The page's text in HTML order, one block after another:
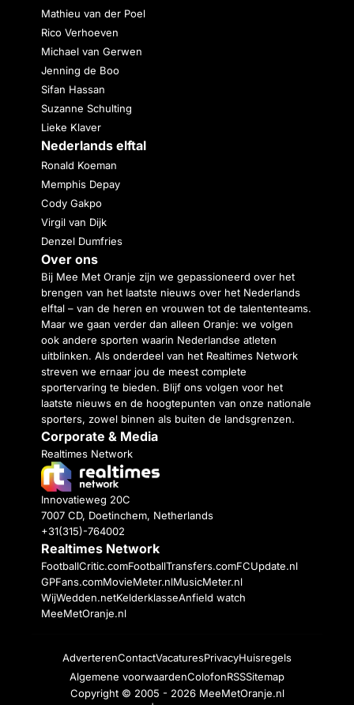
Mathieu van der Poel
Rico Verhoeven
Michael van Gerwen
Jenning de Boo
Sifan Hassan
Suzanne Schulting
Lieke Klaver
Nederlands elftal
Ronald Koeman
Memphis Depay
Cody Gakpo
Virgil van Dijk
Denzel Dumfries
Over ons
Bij Mee Met Oranje zijn we gepassioneerd over het
brengen van het laatste nieuws over het Nederlands
elftal – van de heren en vrouwen tot de talententeams.
Maar we gaan verder dan alleen Oranje: we volgen
ook andere sporten waarin Nederlandse atleten
uitblinken. Als onderdeel van het Realtimes Network
streven we ernaar jou de meest complete
sportervaring te bieden. Blijf ons volgen voor het
laatste nieuws en de hoogtepunten van onze nationale
sporters, zowel binnen als buiten de landsgrenzen.
Corporate & Media
Realtimes Network
Innovatieweg 20C
7007 CD, Doetinchem, Netherlands
+31(315)-764002
Realtimes Network
FootballCritic.comFootballTransfers.comFCUpdate.nl
GPFans.comMovieMeter.nlMusicMeter.nl
WijWedden.netKelderklasseAnfield watch
MeeMetOranje.nl
AdverterenContactVacaturesPrivacyHuisregels
Algemene voorwaardenColofonRSSSitemap
Copyright © 2005 - 2026 MeeMetOranje.nl